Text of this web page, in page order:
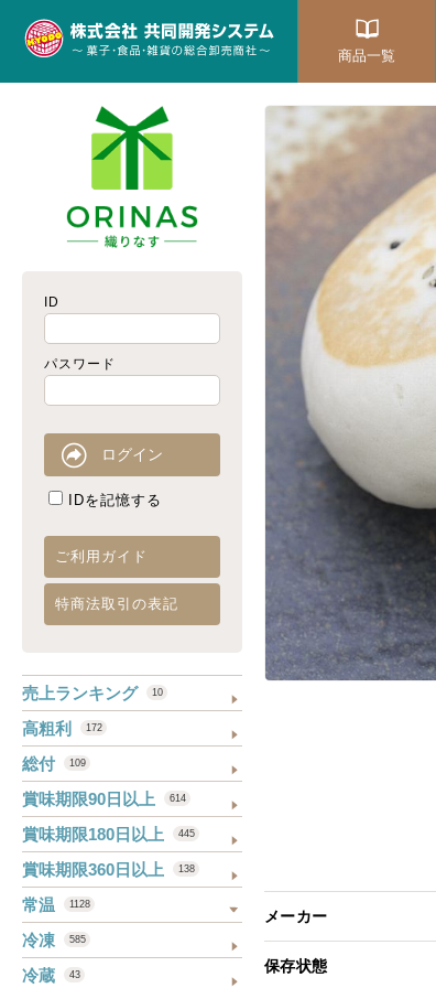
商品一覧
メーカー
保存状態
ID
パスワード
IDを記憶する
ご利用ガイド
特商法取引の表記
売上ランキング 10
高粗利 172
総付 109
賞味期限90日以上 614
賞味期限180日以上 445
賞味期限360日以上 138
常温 1128
冷凍 585
冷蔵 43